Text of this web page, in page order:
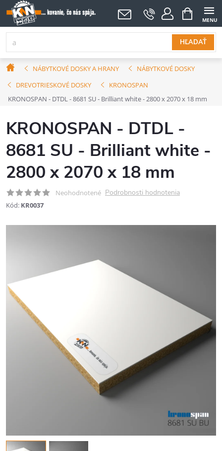
Prejsť
na
obsah
HĽADAŤ
NÁKUPNÝ
KOŠÍK
DomovNÁBYTKOVÉ DOSKY A HRANY
NÁBYTKOVÉ DOSKY
DREVOTRIESKOVÉ DOSKY
KRONOSPAN
KRONOSPAN - DTDL - 8681 SU - Brilliant white - 2800 x 2070 x 18 mm
KRONOSPAN - DTDL -
8681 SU - Brilliant white -
2800 x 2070 x 18 mm
Neohodnotené Podrobnosti hodnotenia
Kód: KR0037